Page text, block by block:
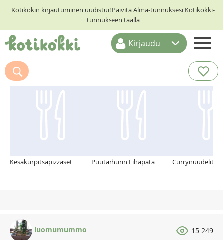
Kotikokin kirjautuminen uudistui! Päivitä Alma-tunnuksesi Kotikokki-
tunnukseen täällä
ETUSIVU
RESEPTIHAKU
Kirjaudu
Suosittelemme myös
Kesäkurpitsapizzaset Puutarhurin Lihapata Currynuudelit
luomumummo 15 249